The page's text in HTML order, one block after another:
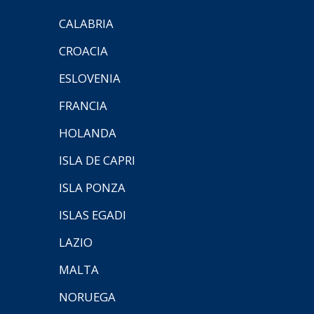
CALABRIA
CROACIA
ESLOVENIA
FRANCIA
HOLANDA
ISLA DE CAPRI
ISLA PONZA
ISLAS EGADI
LAZIO
MALTA
NORUEGA